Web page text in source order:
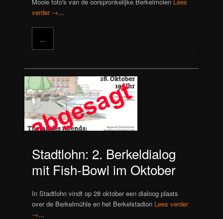
verder →...
...
Stadtlohn: 2. Berkeldialog
mit Fish-Bowl im Oktober
In Stadtlohn vindt op 28 oktober een dialoog plaats
over de Berkelmühle en het Berkelstadion Lees verder
→...